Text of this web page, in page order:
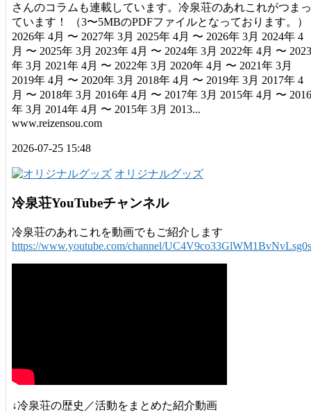
さんのコラムも連載しています。冷泉荘のあれこれがつまっ
ています！ （3〜5MBのPDFファイルとなっております。）
2026年 4月 〜 2027年 3月 2025年 4月 〜 2026年 3月 2024年 4
月 〜 2025年 3月 2023年 4月 〜 2024年 3月 2022年 4月 〜 2023
年 3月 2021年 4月 〜 2022年 3月 2020年 4月 〜 2021年 3月
2019年 4月 〜 2020年 3月 2018年 4月 〜 2019年 3月 2017年 4
月 〜 2018年 3月 2016年 4月 〜 2017年 3月 2015年 4月 〜 2016
年 3月 2014年 4月 〜 2015年 3月 2013...
www.reizensou.com
2026-07-25 15:48
オリジナルグッズ
冷泉荘YouTubeチャンネル
冷泉荘のあれこれを動画でもご紹介します
https://www.youtube.com/channel/
↓冷泉荘の歴史／活動をまとめた紹介動画